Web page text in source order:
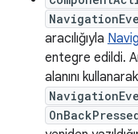
aracılığıyla
entegre edildi.
alanını kullanarak